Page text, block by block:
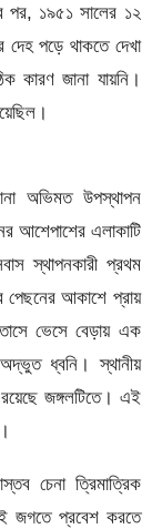
১৯৫১ সালের ১২
দেহ পড়ে থাকতে দেখা
কারণ জানা যায়নি।
অভিমত উপস্থাপন
আশেপাশের এলাকাটি
স্থাপনকারী প্রথম
পেছনের আকাশে প্রায়
ভেসে বেড়ায় এক
ধ্বনি। স্থানীয়
জঙ্গলটিতে। এই
চেনা ত্রিমাত্রিক
জগতে প্রবেশ করতে